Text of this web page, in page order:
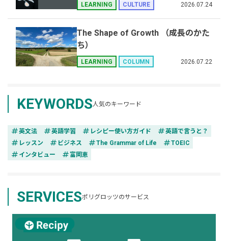
LEARNING CULTURE 2026.07.24
The Shape of Growth （成長のかた
ち）
LEARNING COLUMN 2026.07.22
KEYWORDS 人気のキーワード
tag英文法 tag英語学習 tag レシピー使い方ガイド tag英語で言うと？
tag レッスン tag ビジネス tagThe Grammar of Life tagTOEIC
tag インタビュー tag富岡恵
SERVICESポリグロッツのサービス